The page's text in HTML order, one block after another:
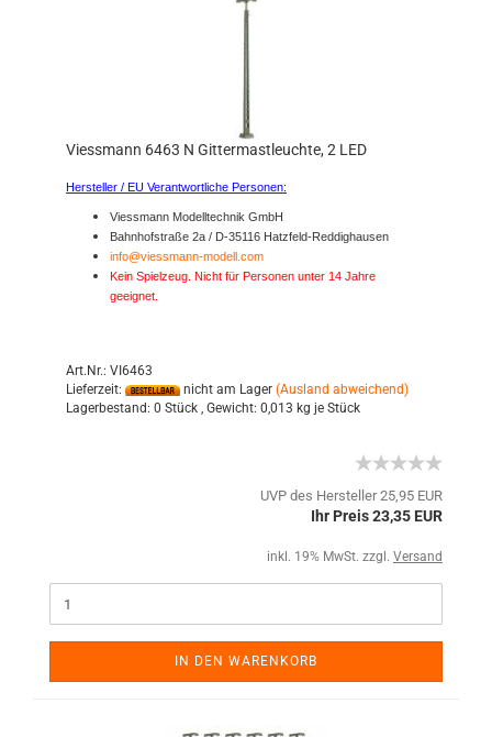
Viessmann 6463 N Gittermastleuchte, 2 LED
Hersteller / EU Verantwortliche Personen:
Viessmann Modelltechnik GmbH
Bahnhofstraße 2a / D-35116 Hatzfeld-Reddighausen
info@viessmann-modell.com
Kein Spielzeug. Nicht für Personen unter 14 Jahre
geeignet.
Art.Nr.: VI6463
Lieferzeit:
nicht am Lager (Ausland abweichend)
Lagerbestand: 0 Stück , Gewicht: 0,013 kg je Stück
UVP des Hersteller 25,95 EUR
Ihr Preis 23,35 EUR
inkl. 19% MwSt. zzgl. Versand
IN DEN WARENKORB